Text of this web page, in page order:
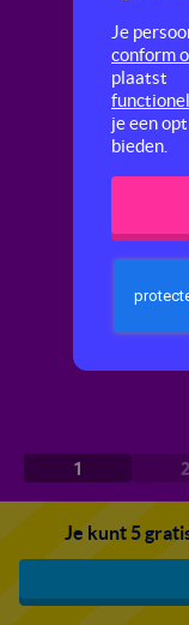
1 2
Je kunt 5
Je
conform
plaatst
je een
bieden.